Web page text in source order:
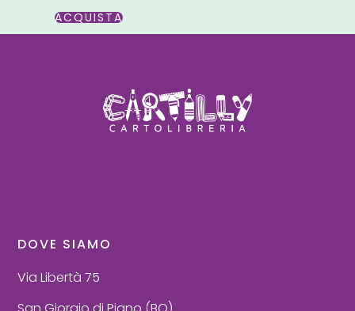
ACQUISTA
DOVE SIAMO
Via Libertà 75